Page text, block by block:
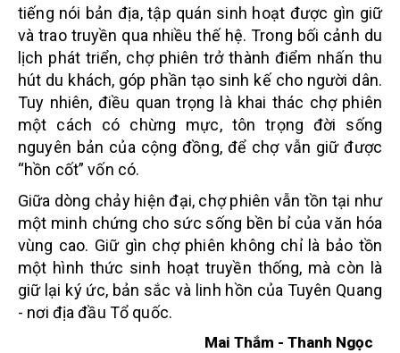
tiếng nói bản địa, tập quán sinh hoạt được gìn giữ
và trao truyền qua nhiều thế hệ. Trong bối cảnh du
lịch phát triển, chợ phiên trở thành điểm nhấn thu
hút du khách, góp phần tạo sinh kế cho người dân.
Tuy nhiên, điều quan trọng là khai thác chợ phiên
một cách có chừng mực, tôn trọng đời sống
nguyên bản của cộng đồng, để chợ vẫn giữ được
“hồn cốt” vốn có.
Giữa dòng chảy hiện đại, chợ phiên vẫn tồn tại như
một minh chứng cho sức sống bền bỉ của văn hóa
vùng cao. Giữ gìn chợ phiên không chỉ là bảo tồn
một hình thức sinh hoạt truyền thống, mà còn là
giữ lại ký ức, bản sắc và linh hồn của Tuyên Quang
- nơi địa đầu Tổ quốc.
Mai Thắm - Thanh Ngọc